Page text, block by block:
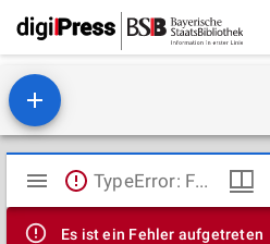
Mirador
Viewer
TypeError: Failed to fetch
Es ist ein Fehler aufgetreten